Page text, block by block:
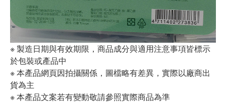
※ 製造日期與有效期限，商品成分與適用注意事項皆標示
於包裝或產品中
※ 本產品網頁因拍攝關係，圖檔略有差異，實際以廠商出
貨為主
※ 本產品文案若有變動敬請參照實際商品為準